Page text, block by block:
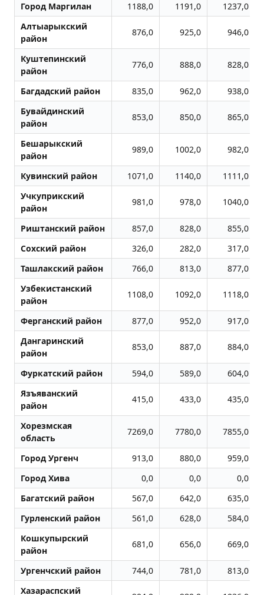
Город Маpгилан
1188,0 1191,0
1237,0
Алтыарыкский
район
876,0 925,0 946,0
Куштепинский
район
776,0 888,0 828,0
Багдадский район 835,0 962,0
938,0
Бувайдинский
район
853,0 850,0 865,0
Бешарыкский
район
989,0 1002,0 982,0
Кувинский район 1071,0 1140,0
1111,0
Учкуприкский
район
981,0 978,0 1040,0
Риштанский район 857,0 828,0
855,0
Сохский район
326,0 282,0
317,0
Ташлакский район
766,0 813,0
877,0
Узбекистанский
район
1108,0 1092,0 1118,0
Ферганский район 877,0 952,0
917,0
Дангаринский
район
853,0 887,0 884,0
Фуркатский район 594,0 589,0
604,0
Язъяванский
район
415,0 433,0 435,0
Хорезмская
область
7269,0 7780,0 7855,0
Город Ургенч 913,0 880,0
959,0
Город Хива
0,0 0,0
0,0
Багатский район
567,0 642,0
635,0
Гурленский район
561,0 628,0
584,0
Кошкупырский
район
681,0 656,0 669,0
Ургенчский район 744,0 781,0
813,0
Хазараспский